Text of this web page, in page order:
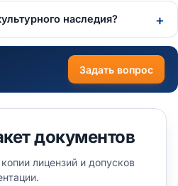
наследия?
Задать вопрос
документов
лицензий и допусков